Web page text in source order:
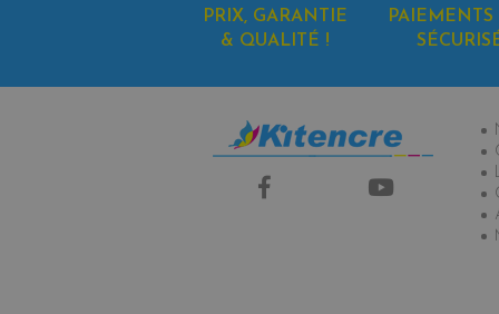
PRIX, GARANTIE
& QUALITÉ !
PAIEMENTS